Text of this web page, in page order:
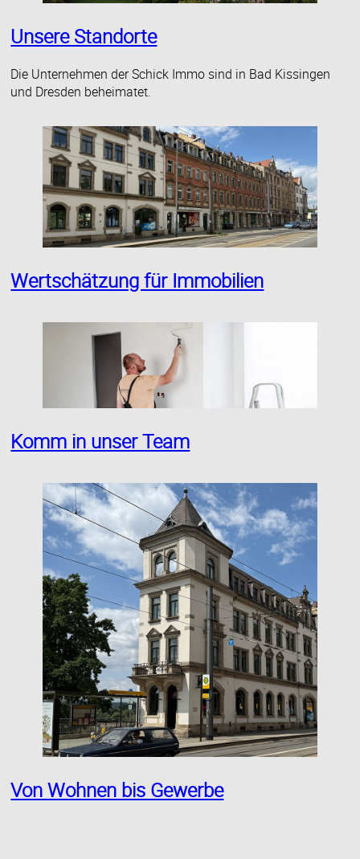
Unsere Standorte
Die Unternehmen der Schick Immo sind in Bad Kissingen
und Dresden beheimatet.
Wertschätzung für Immobilien
Komm in unser Team
Von Wohnen bis Gewerbe